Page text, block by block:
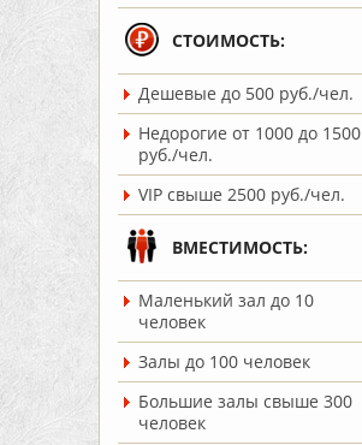
СТОИМОСТЬ:
Дешевые до 500 руб./чел.
Недорогие от 1000 до 1500
руб./чел.
VIP свыше 2500 руб./чел.
ВМЕСТИМОСТЬ:
Маленький зал до 10
человек
Залы до 100 человек
Большие залы свыше 300
человек